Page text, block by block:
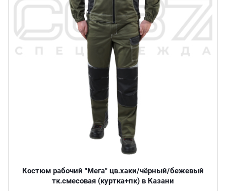
Костюм рабочий "Мега" цв.хаки/чёрный/бежевый
тк.смесовая (куртка+пк) в Казани